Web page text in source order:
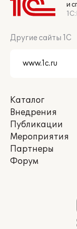
и
Другие сайты 1С
Каталог
Внедрения
Публикации
Мероприятия
Партнеры
Форум